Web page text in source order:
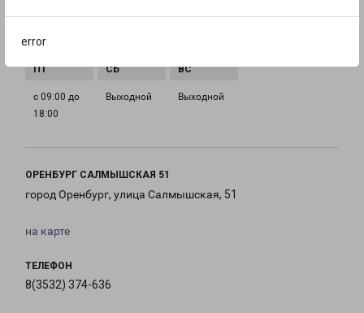
error
18:00
с 09:00 до
18:00
Выходной Выходной
ОРЕНБУРГ САЛМЫШСКАЯ 51
город Оренбург, улица Салмышская, 51
на карте
ТЕЛЕФОН
8(3532) 374-636